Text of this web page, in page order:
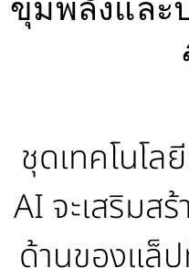
ขุมพลังและ
ชุดเทคโนโ
AI จะเสริมส
ด้านของแล็